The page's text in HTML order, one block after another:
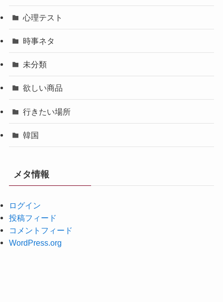
心理テスト
時事ネタ
未分類
欲しい商品
行きたい場所
韓国
メタ情報
ログイン
投稿フィード
コメントフィード
WordPress.org